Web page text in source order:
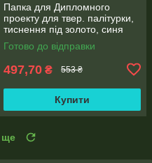
Папка для Дипломного
проекту для твер. палітурки,
тиснення під золото, синя
215×305 мм (20мм) (уп.5шт)
Готово до відправки
497,70 ₴ 553 ₴
Купити
ще